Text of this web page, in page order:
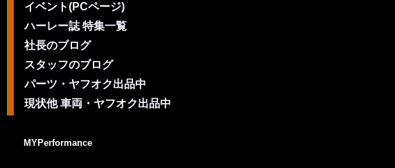
イベント(PCページ)
ハーレー誌 特集一覧
社長のブログ
スタッフのブログ
パーツ・ヤフオク出品中
現状他 車両・ヤフオク出品中
MYPerformance